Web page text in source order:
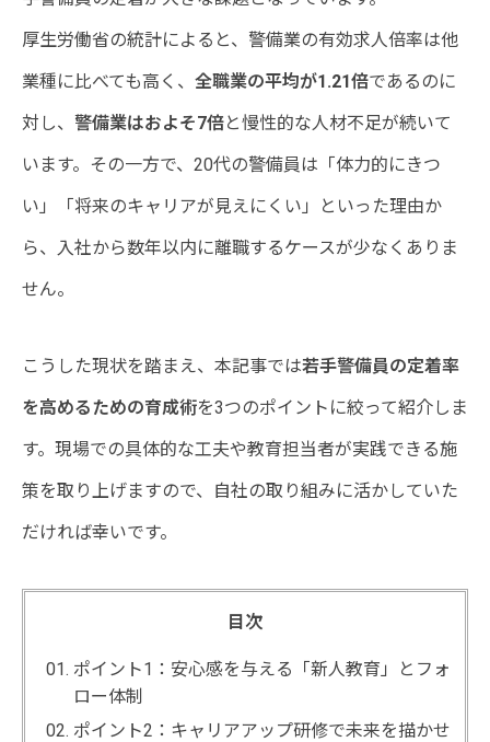
厚生労働省の統計によると、警備業の有効求人倍率は他
業種に比べても高く、 全職業の平均が1.21倍であるのに
対し、 警備業はおよそ7倍と慢性的な人材不足が続いて
います。その一方で、20代の警備員は「体力的にきつ
い」「将来のキャリアが見えにくい」といった理由か
ら、入社から数年以内に離職するケースが少なくありま
せん。
こうした現状を踏まえ、本記事では若手警備員の定着率
を高めるための育成術を3つのポイントに絞って紹介しま
す。現場での具体的な工夫や教育担当者が実践できる施
策を取り上げますので、自社の取り組みに活かしていた
だければ幸いです。
目次
ポイント1：安心感を与える「新人教育」とフォ
ロー体制
ポイント2：キャリアアップ研修で未来を描かせ